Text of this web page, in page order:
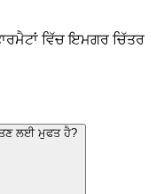
ਵਿੱਚ ਇਮਗਰ ਚਿੱਤਰ
ਲਈ ਮੁਫਤ ਹੈ?